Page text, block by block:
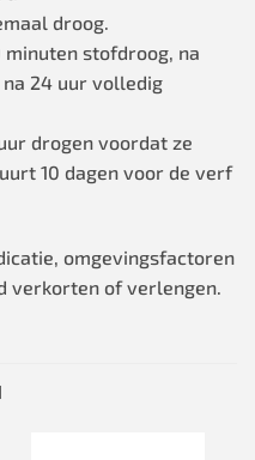
droog.
stofdroog, na
24 uur volledig
drogen voordat ze
10 dagen voor de verf
omgevingsfactoren
verkorten of verlengen.